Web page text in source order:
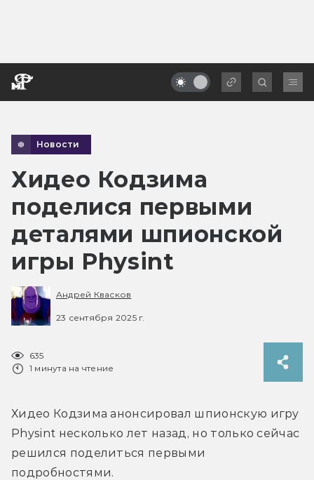
Новости
Хидео Кодзима
поделися первыми
деталями шпионской
игры Physint
Андрей Квасков
23 сентября 2025 г.
635
1 минута на чтение
Хидео Кодзима анонсировал шпионскую игру
Physint несколько лет назад, но только сейчас
решился поделиться первыми
подробностями.